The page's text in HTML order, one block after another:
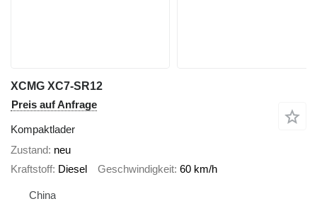
XCMG XC7-SR12
Preis auf Anfrage
Kompaktlader
Zustand neu
Kraftstoff Diesel Geschwindigkeit 60 km/h
China